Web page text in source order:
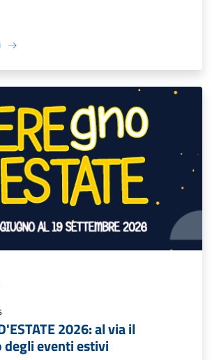
2026: al via il
degli eventi estivi